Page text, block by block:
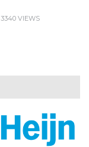
3340 VIEWS